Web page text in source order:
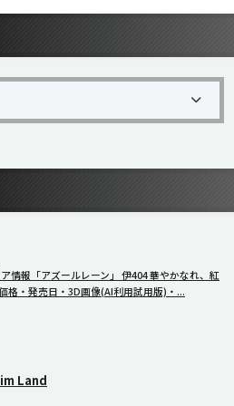
posts-content-slider id=9342]
情報「アズールレーン」 伊404 華やかなれ、紅
格・発売日・3D画像(AI利用試用版)・...
Land